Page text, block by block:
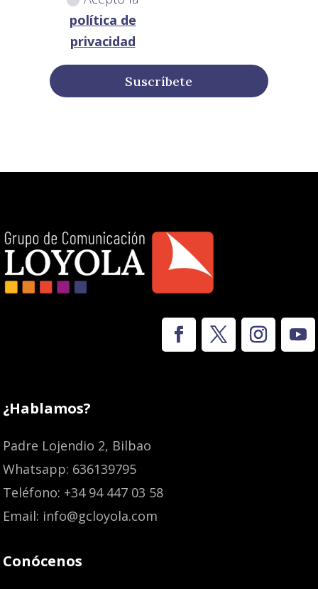
política de
privacidad
Suscríbete
¿Hablamos?
Padre Lojendio 2, Bilbao
Whatsapp: 636139795
Teléfono: +34 94 447 03 58
Email: info@gcloyola.com
Conócenos